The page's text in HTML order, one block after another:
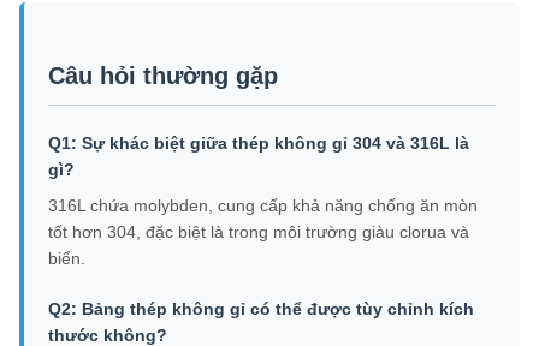
Câu hỏi thường gặp
Q1: Sự khác biệt giữa thép không gỉ 304 và 316L là
gì?
316L chứa molybden, cung cấp khả năng chống ăn mòn
tốt hơn 304, đặc biệt là trong môi trường giàu clorua và
biển.
Q2: Bảng thép không gỉ có thể được tùy chỉnh kích
thước không?